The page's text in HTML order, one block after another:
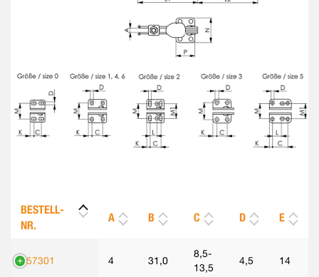
BESTELL-
NR.
A B C D E
557301 4 31,0
8,5-
13,5
4,5 14